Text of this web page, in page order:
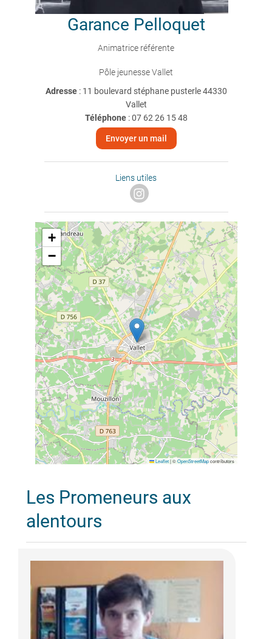
Garance Pelloquet
Animatrice référente
Pôle jeunesse Vallet
Adresse : 11 boulevard stéphane pusterle 44330
Vallet
Téléphone:07 62 26 15 48
Envoyer un mail
Liens utiles
+
−
Leaflet |©OpenStreetMapcontributors
Les Promeneurs aux
alentours